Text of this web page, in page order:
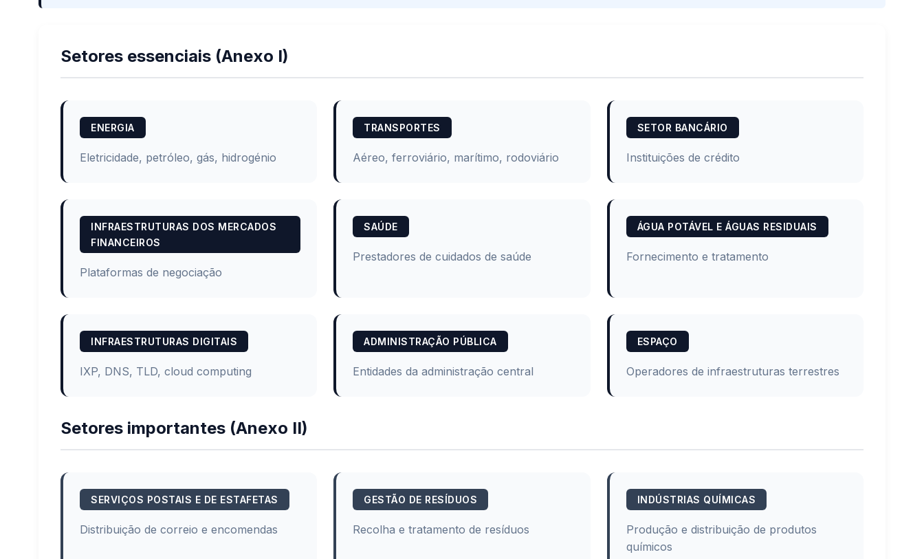
Setores essenciais (Anexo I)
ENERGIA
Eletricidade, petróleo, gás, hidrogénio
TRANSPORTES
Aéreo, ferroviário, marítimo, rodoviário
SETOR BANCÁRIO
Instituições de crédito
INFRAESTRUTURAS DOS MERCADOS
FINANCEIROS
Plataformas de negociação
SAÚDE
Prestadores de cuidados de saúde
ÁGUA POTÁVEL E ÁGUAS RESIDUAIS
Fornecimento e tratamento
INFRAESTRUTURAS DIGITAIS
IXP, DNS, TLD, cloud computing
ADMINISTRAÇÃO PÚBLICA
Entidades da administração central
ESPAÇO
Operadores de infraestruturas terrestres
Setores importantes (Anexo II)
SERVIÇOS POSTAIS E DE ESTAFETAS
Distribuição de correio e encomendas
GESTÃO DE RESÍDUOS
Recolha e tratamento de resíduos
INDÚSTRIAS QUÍMICAS
Produção e distribuição de produtos
químicos